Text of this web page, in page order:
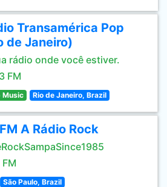
Transamérica Pop
de Janeiro)
rádio onde você estiver.
FM
Music Rio de Janeiro, Brazil
A Rádio Rock
São Paulo, Brazil